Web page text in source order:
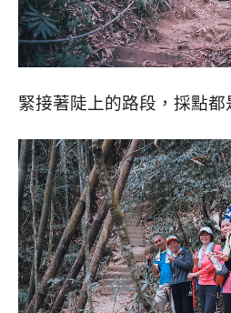
緊接著陡上的路段，採點